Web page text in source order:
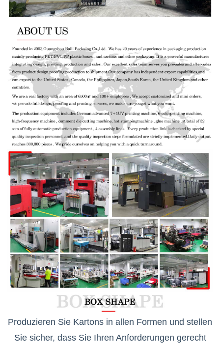
Produzieren Sie Kartons in allen Formen und stellen
Sie sicher, dass Sie Ihren Anforderungen gerecht